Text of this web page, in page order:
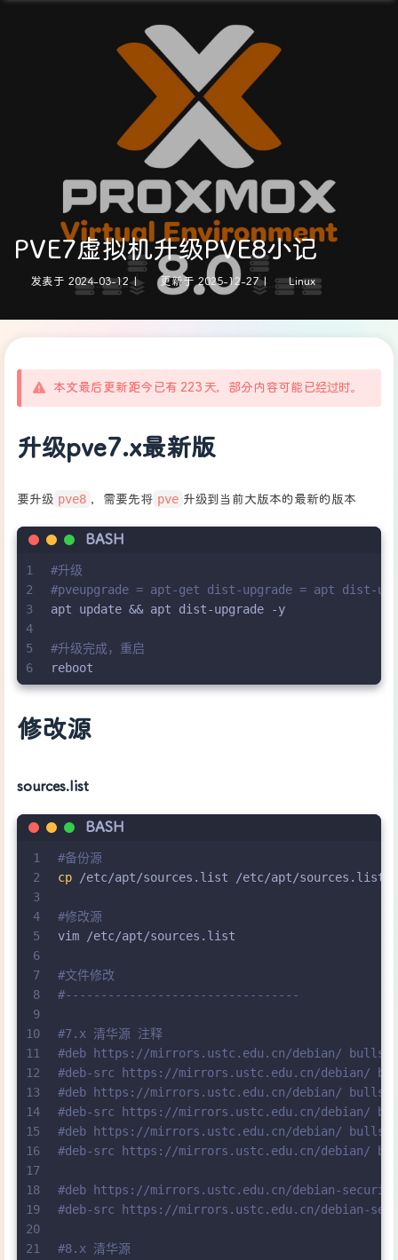
PVE7虚拟机升级PVE8小记
发表于 2024-03-12 | 更新于 2025-12-27 | Linux
本文最后更新距今已有 223 天，部分内容可能已经过时。
升级pve7.x最新版
要升级 pve8 ，需要先将 pve 升级到当前大版本的最新的版本
BASH
1
2
3
4
5
6
#升级
#pveupgrade = apt-get dist-upgrade = apt dist-
apt update && apt dist-upgrade -y
#升级完成，重启
reboot
修改源
sources.list
BASH
1
2
3
4
5
6
7
8
9
10
11
12
13
14
15
16
17
18
19
20
21
#备份源
cp /etc/apt/sources.list /etc/apt/
#修改源
vim /etc/apt/sources.list
#文件修改
#---------------------------------
#7.x 清华源 注释
#deb https://mirrors.ustc.edu.cn/debian/
#deb-src https://mirrors.ustc.edu.cn/debian/
#deb https://mirrors.ustc.edu.cn/debian/
#deb-src https://mirrors.ustc.edu.cn/debian/
#deb https://mirrors.ustc.edu.cn/debian/
#deb-src https://mirrors.ustc.edu.cn/debian/
#deb https://mirrors.ustc.edu.cn/debian-
#deb-src https://mirrors.ustc.edu.cn/debian-
#8.x 清华源